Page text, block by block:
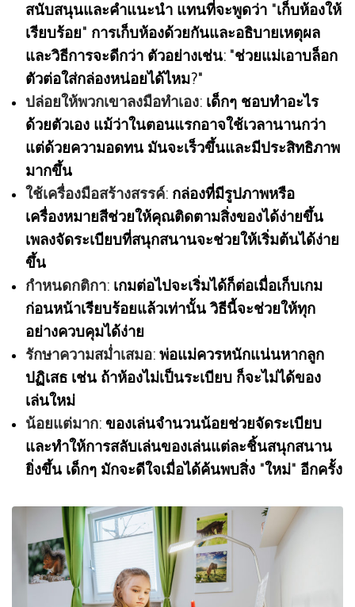
สนับสนุนและคำแนะนำ แทนที่จะพูดว่า "เก็บห้องให้
เรียบร้อย" การเก็บห้องด้วยกันและอธิบายเหตุผล
และวิธีการจะดีกว่า ตัวอย่างเช่น: "ช่วยแม่เอาบล็อก
ตัวต่อใส่กล่องหน่อยได้ไหม?"
ปล่อยให้พวกเขาลงมือทำเอง: เด็กๆ ชอบทำอะไร
ด้วยตัวเอง แม้ว่าในตอนแรกอาจใช้เวลานานกว่า
แต่ด้วยความอดทน มันจะเร็วขึ้นและมีประสิทธิภาพ
มากขึ้น
ใช้เครื่องมือสร้างสรรค์: กล่องที่มีรูปภาพหรือ
เครื่องหมายสีช่วยให้คุณติดตามสิ่งของได้ง่ายขึ้น
เพลงจัดระเบียบที่สนุกสนานจะช่วยให้เริ่มต้นได้ง่าย
ขึ้น
กำหนดกติกา: เกมต่อไปจะเริ่มได้ก็ต่อเมื่อเก็บเกม
ก่อนหน้าเรียบร้อยแล้วเท่านั้น วิธีนี้จะช่วยให้ทุก
อย่างควบคุมได้ง่าย
รักษาความสม่ำเสมอ: พ่อแม่ควรหนักแน่นหากลูก
ปฏิเสธ เช่น ถ้าห้องไม่เป็นระเบียบ ก็จะไม่ได้ของ
เล่นใหม่
น้อยแต่มาก: ของเล่นจำนวนน้อยช่วยจัดระเบียบ
และทำให้การสลับเล่นของเล่นแต่ละชิ้นสนุกสนาน
ยิ่งขึ้น เด็กๆ มักจะดีใจเมื่อได้ค้นพบสิ่ง "ใหม่" อีกครั้ง